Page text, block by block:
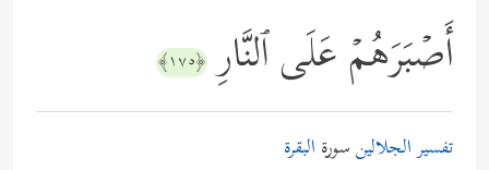
أَصۡبَرَهُمۡ عَلَى ٱلنَّارِ ﴿١٧٥﴾
تفسير الجلالينسورة البقرة